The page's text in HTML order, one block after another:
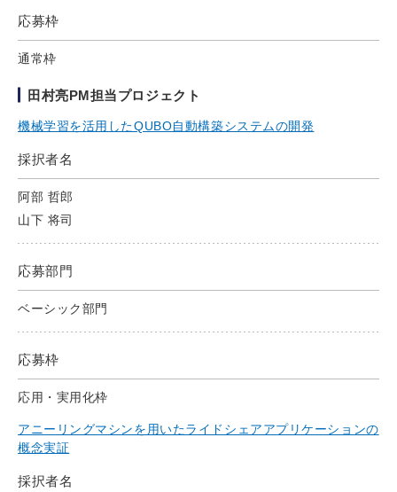
応募枠
通常枠
田村亮PM担当プロジェクト
機械学習を活用したQUBO自動構築システムの開発
採択者名
阿部 哲郎
山下 将司
応募部門
ベーシック部門
応募枠
応用・実用化枠
アニーリングマシンを用いたライドシェアアプリケーションの
概念実証
採択者名